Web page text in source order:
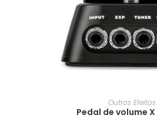
Outros Efeitos
Pedal de volume X